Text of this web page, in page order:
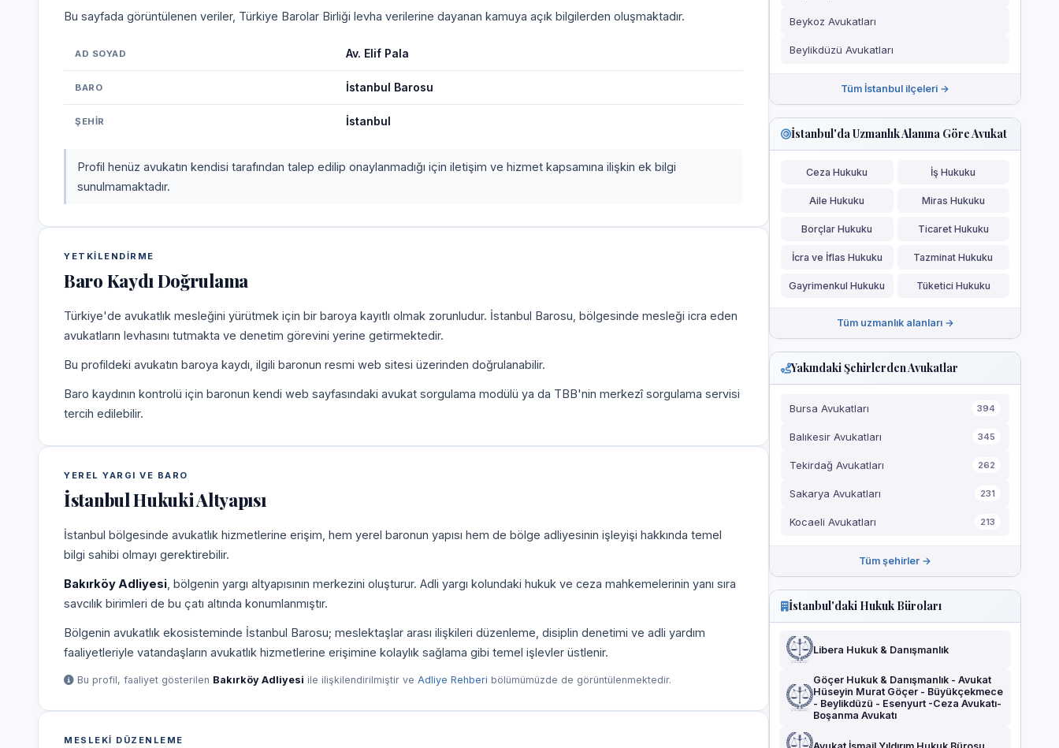
Bu sayfada görüntülenen veriler, Türkiye Barolar Birliği levha verilerine dayanan kamuya açık bilgilerden oluşmaktadır.
AD SOYAD Av. Elif Pala
BARO İstanbul Barosu
ŞEHIR İstanbul
Profil henüz avukatın kendisi tarafından talep edilip onaylanmadığı için iletişim ve hizmet kapsamına ilişkin ek bilgi
sunulmamaktadır.
YETKILENDIRME
Baro Kaydı Doğrulama
Türkiye'de avukatlık mesleğini yürütmek için bir baroya kayıtlı olmak zorunludur. İstanbul Barosu, bölgesinde mesleği icra eden
avukatların levhasını tutmakta ve denetim görevini yerine getirmektedir.
Bu profildeki avukatın baroya kaydı, ilgili baronun resmi web sitesi üzerinden doğrulanabilir.
Baro kaydının kontrolü için baronun kendi web sayfasındaki avukat sorgulama modülü ya da TBB'nin merkezî sorgulama servisi
tercih edilebilir.
YEREL YARGI VE BARO
İstanbul Hukuki Altyapısı
İstanbul bölgesinde avukatlık hizmetlerine erişim, hem yerel baronun yapısı hem de bölge adliyesinin işleyişi hakkında temel
bilgi sahibi olmayı gerektirebilir.
Bakırköy Adliyesi , bölgenin yargı altyapısının merkezini oluşturur. Adli yargı kolundaki hukuk ve ceza mahkemelerinin yanı sıra
savcılık birimleri de bu çatı altında konumlanmıştır.
Bölgenin avukatlık ekosisteminde İstanbul Barosu; meslektaşlar arası ilişkileri düzenleme, disiplin denetimi ve adli yardım
faaliyetleriyle vatandaşların avukatlık hizmetlerine erişimine kolaylık sağlama gibi temel işlevler üstlenir.
Bu profil, faaliyet gösterilen Bakırköy Adliyesi ile ilişkilendirilmiştir ve Adliye Rehberi bölümümüzde de görüntülenmektedir.
MESLEKI DÜZENLEME
Beykoz Avukatları
Beylikdüzü Avukatları
Tüm İstanbul ilçeleri →
İstanbul'da Uzmanlık Alanına Göre Avukat
Ceza Hukuku İş Hukuku
Aile Hukuku Miras Hukuku
Borçlar Hukuku Ticaret Hukuku
İcra ve İflas Hukuku Tazminat Hukuku
Gayrimenkul Hukuku Tüketici Hukuku
Tüm uzmanlık alanları →
Yakındaki Şehirlerden Avukatlar
Bursa Avukatları 394
Balıkesir Avukatları 345
Tekirdağ Avukatları 262
Sakarya Avukatları 231
Kocaeli Avukatları 213
Tüm şehirler →
İstanbul'daki Hukuk Büroları
Libera Hukuk & Danışmanlık
Göçer Hukuk & Danışmanlık - Avukat
Hüseyin Murat Göçer - Büyükçekmece
- Beylikdüzü - Esenyurt -Ceza Avukatı-
Boşanma Avukatı
Avukat İsmail Yıldırım Hukuk Bürosu